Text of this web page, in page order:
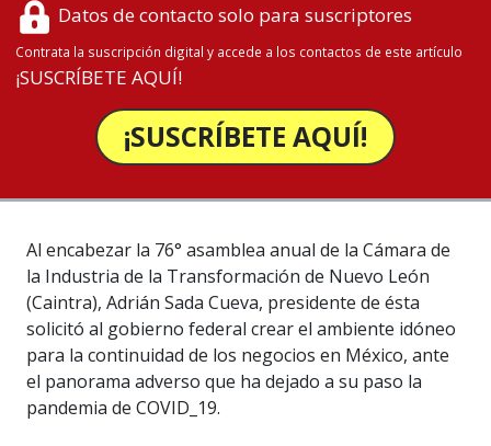
Datos de contacto solo para suscriptores
Contrata la suscripción digital y accede a los contactos de este artículo
¡SUSCRÍBETE AQUÍ!
¡SUSCRÍBETE AQUÍ!
Al encabezar la 76° asamblea anual de la Cámara de
la Industria de la Transformación de Nuevo León
(Caintra), Adrián Sada Cueva, presidente de ésta
solicitó al gobierno federal crear el ambiente idóneo
para la continuidad de los negocios en México, ante
el panorama adverso que ha dejado a su paso la
pandemia de COVID_19.